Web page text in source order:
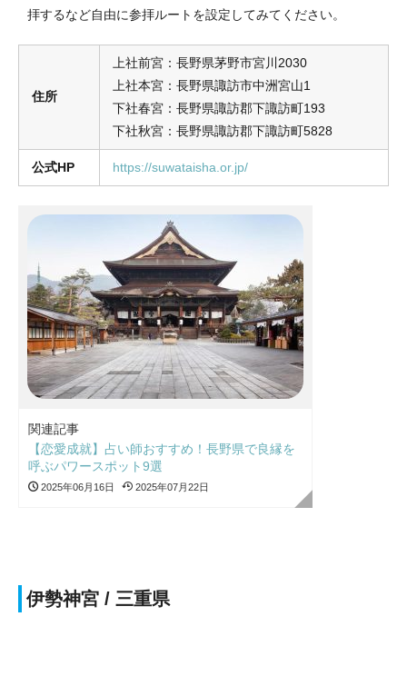
拝するなど自由に参拝ルートを設定してみてください。
住所
上社前宮：長野県茅野市宮川2030
上社本宮：長野県諏訪市中洲宮⼭1
下社春宮：長野県諏訪郡下諏訪町193
下社秋宮：長野県諏訪郡下諏訪町5828
公式HP https://suwataisha.or.jp/
関連記事
【恋愛成就】占い師おすすめ！長野県で良縁を
呼ぶパワースポット9選
2025年06月16日 2025年07月22日
伊勢神宮 / 三重県